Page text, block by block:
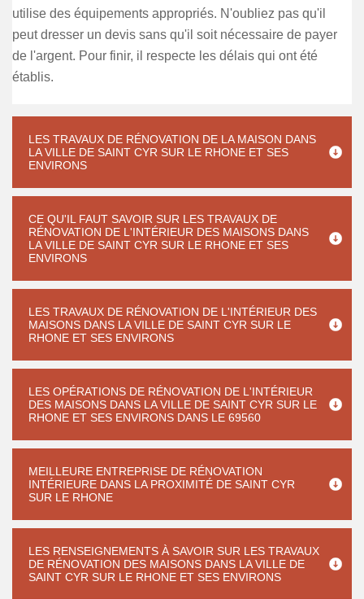
utilise des équipements appropriés. N'oubliez pas qu'il
peut dresser un devis sans qu'il soit nécessaire de payer
de l'argent. Pour finir, il respecte les délais qui ont été
établis.
LES TRAVAUX DE RÉNOVATION DE LA MAISON DANS
LA VILLE DE SAINT CYR SUR LE RHONE ET SES
ENVIRONS
CE QU'IL FAUT SAVOIR SUR LES TRAVAUX DE
RÉNOVATION DE L'INTÉRIEUR DES MAISONS DANS
LA VILLE DE SAINT CYR SUR LE RHONE ET SES
ENVIRONS
LES TRAVAUX DE RÉNOVATION DE L'INTÉRIEUR DES
MAISONS DANS LA VILLE DE SAINT CYR SUR LE
RHONE ET SES ENVIRONS
LES OPÉRATIONS DE RÉNOVATION DE L'INTÉRIEUR
DES MAISONS DANS LA VILLE DE SAINT CYR SUR LE
RHONE ET SES ENVIRONS DANS LE 69560
MEILLEURE ENTREPRISE DE RÉNOVATION
INTÉRIEURE DANS LA PROXIMITÉ DE SAINT CYR
SUR LE RHONE
LES RENSEIGNEMENTS À SAVOIR SUR LES TRAVAUX
DE RÉNOVATION DES MAISONS DANS LA VILLE DE
SAINT CYR SUR LE RHONE ET SES ENVIRONS